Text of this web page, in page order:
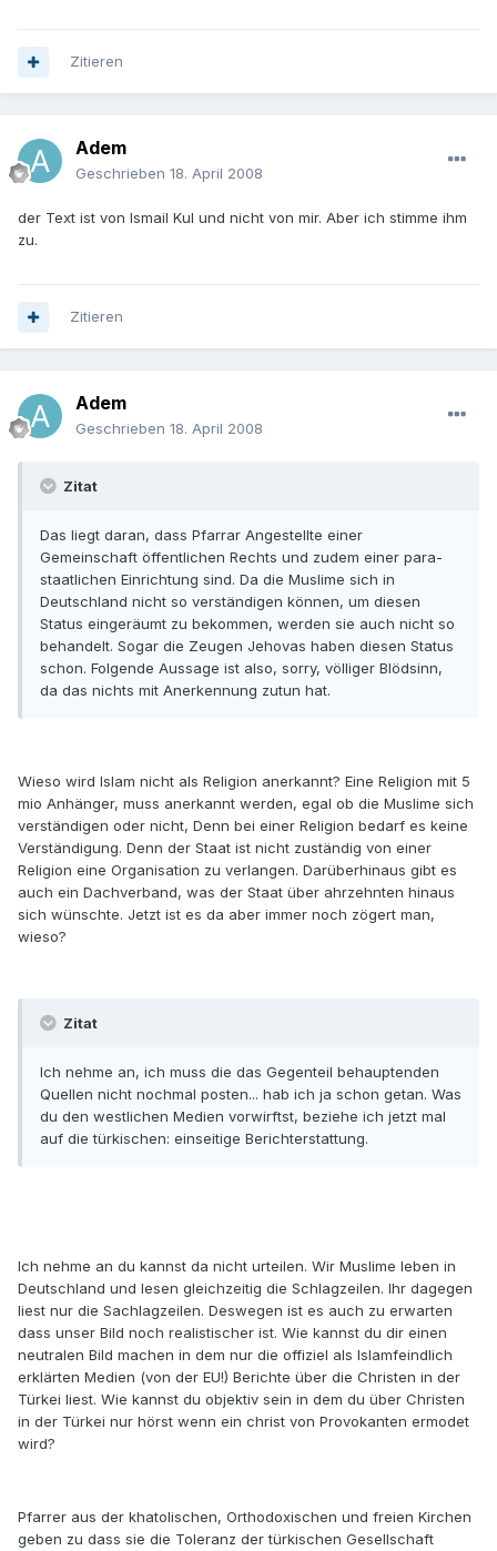
Zitieren
Adem
Geschrieben 18. April 2008
der Text ist von Ismail Kul und nicht von mir. Aber ich stimme ihm
zu.
Zitieren
Adem
Geschrieben 18. April 2008
Zitat
Das liegt daran, dass Pfarrar Angestellte einer
Gemeinschaft öffentlichen Rechts und zudem einer para-
staatlichen Einrichtung sind. Da die Muslime sich in
Deutschland nicht so verständigen können, um diesen
Status eingeräumt zu bekommen, werden sie auch nicht so
behandelt. Sogar die Zeugen Jehovas haben diesen Status
schon. Folgende Aussage ist also, sorry, völliger Blödsinn,
da das nichts mit Anerkennung zutun hat.
Wieso wird Islam nicht als Religion anerkannt? Eine Religion mit 5
mio Anhänger, muss anerkannt werden, egal ob die Muslime sich
verständigen oder nicht, Denn bei einer Religion bedarf es keine
Verständigung. Denn der Staat ist nicht zuständig von einer
Religion eine Organisation zu verlangen. Darüberhinaus gibt es
auch ein Dachverband, was der Staat über ahrzehnten hinaus
sich wünschte. Jetzt ist es da aber immer noch zögert man,
wieso?
Zitat
Ich nehme an, ich muss die das Gegenteil behauptenden
Quellen nicht nochmal posten... hab ich ja schon getan. Was
du den westlichen Medien vorwirftst, beziehe ich jetzt mal
auf die türkischen: einseitige Berichterstattung.
Ich nehme an du kannst da nicht urteilen. Wir Muslime leben in
Deutschland und lesen gleichzeitig die Schlagzeilen. Ihr dagegen
liest nur die Sachlagzeilen. Deswegen ist es auch zu erwarten
dass unser Bild noch realistischer ist. Wie kannst du dir einen
neutralen Bild machen in dem nur die offiziel als Islamfeindlich
erklärten Medien (von der EU!) Berichte über die Christen in der
Türkei liest. Wie kannst du objektiv sein in dem du über Christen
in der Türkei nur hörst wenn ein christ von Provokanten ermodet
wird?
Pfarrer aus der khatolischen, Orthodoxischen und freien Kirchen
geben zu dass sie die Toleranz der türkischen Gesellschaft